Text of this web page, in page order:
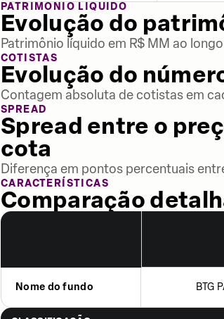
PATRIMÔNIO LÍQUIDO
Evolução do
Patrimônio líquido em R$ MM ao
COTISTAS
Evolução do
Contagem absoluta de cotistas em
SPREAD
Spread entre o
cota
Diferença em pontos percentuais
CARACTERÍSTICAS
Comparação
Nome do fundo BTG